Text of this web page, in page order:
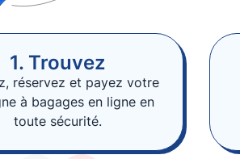
1. Trouvez
réservez et payez votre
à bagages en ligne en
toute sécurité.